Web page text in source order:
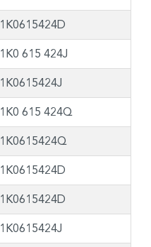
1K0615424D
1K0 615 424J
1K0615424J
1K0 615 424Q
1K0615424Q
1K0615424D
1K0615424D
1K0615424J